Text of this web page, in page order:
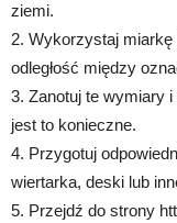
ziemi.
2. Wykorzystaj
odległość między
3. Zanotuj te wymiary
jest to konieczne.
4. Przygotuj
wiertarka, deski lub
5. Przejdź do strony